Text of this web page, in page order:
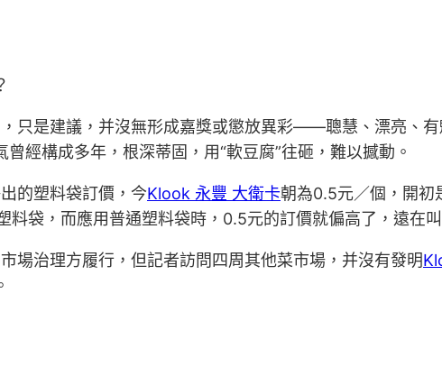
只是建議，并沒無形成嘉獎或懲放異彩——聰慧、漂亮、
曾經構成多年，根深蒂固，用“軟豆腐”往砸，難以撼動。
的塑料袋訂價，今Klook 永豐 大衛卡朝為0.5元／個，開初
料袋，而應用普通塑料袋時，0.5元的訂價就偏高了，遠在
場治理方履行，但記者訪問四周其他菜市場，并沒有發明